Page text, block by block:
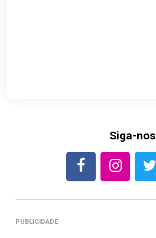
Siga-nos
PUBLICIDADE